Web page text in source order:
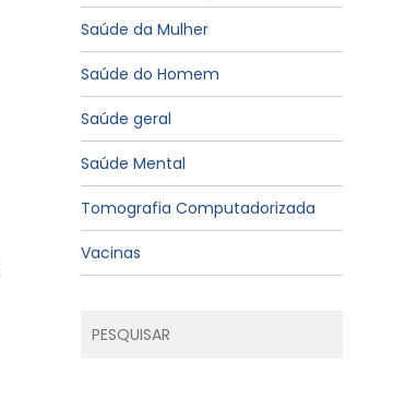
Saúde da Mulher
Saúde do Homem
Saúde geral
Saúde Mental
Tomografia Computadorizada
Vacinas